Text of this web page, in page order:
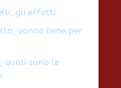
gli effetti
vanno bene per
quali sono le